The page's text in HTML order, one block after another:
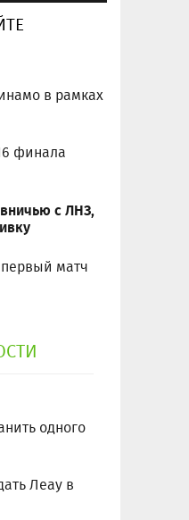
в рамках
финала
с ЛНЗ,
матч
одного
Леау в